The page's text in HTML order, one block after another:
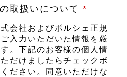
取扱いについて *
会社およびポルシェ正規
入力いただいた情報を厳
。下記のお客様の個人情
だけましたらチェックボ
ださい。同意いただけな